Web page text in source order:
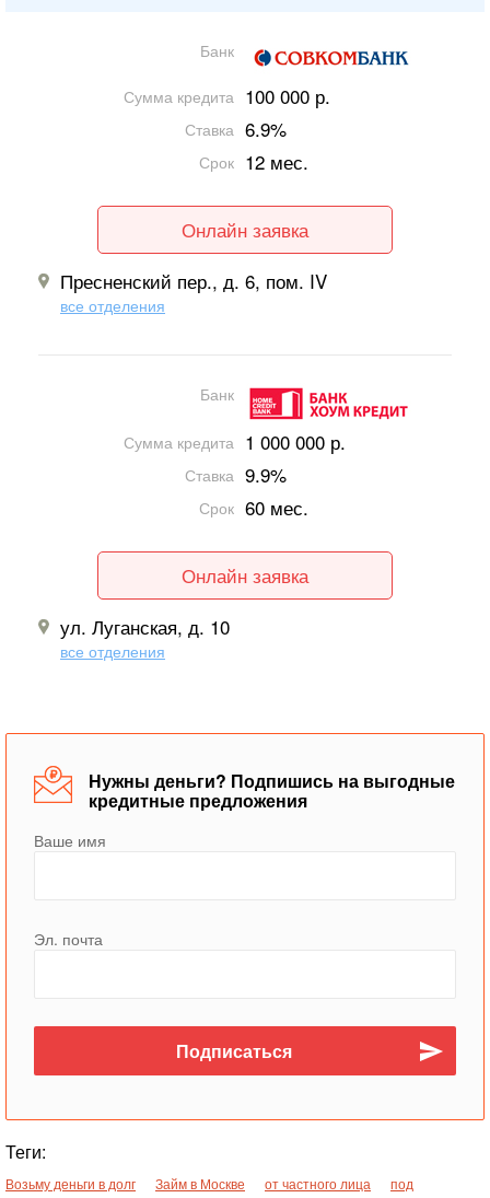
Банк
Сумма кредита 100 000 р.
Ставка 6.9%
Срок 12 мес.
Онлайн заявка
Пресненский пер., д. 6, пом. IV
все отделения
Банк
Сумма кредита 1 000 000 р.
Ставка 9.9%
Срок 60 мес.
Онлайн заявка
ул. Луганская, д. 10
все отделения
Нужны деньги? Подпишись на выгодные
кредитные предложения
Ваше имя
Эл. почта
Теги:
Возьму деньги в долг Займ в Москве от частного лица
под